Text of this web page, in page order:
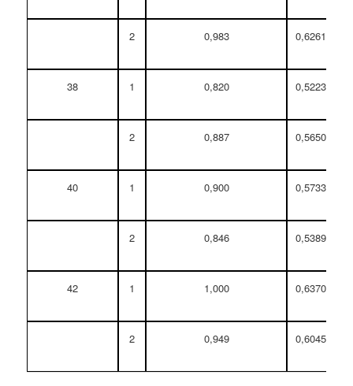
2 0,983 0,62617
38 1 0,820 0,52234
2 0,887 0,56502
40 1 0,900 0,57330
2 0,846 0,53890
42 1 1,000 0,63700
2 0,949 0,60451